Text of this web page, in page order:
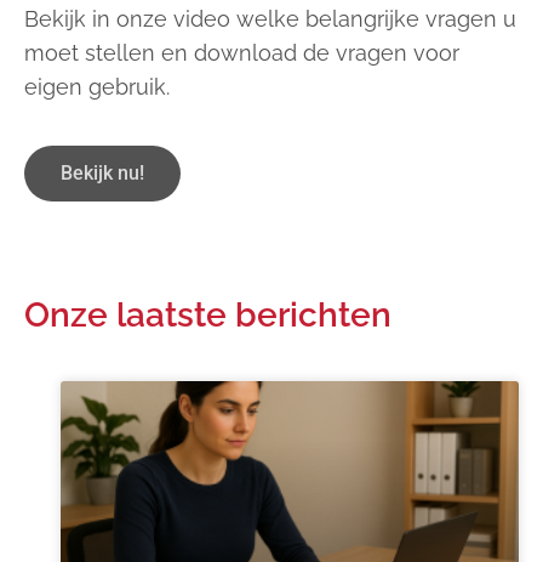
Bekijk in onze video welke belangrijke vragen u
moet stellen en download de vragen voor
eigen gebruik.
Bekijk nu!
Onze laatste berichten